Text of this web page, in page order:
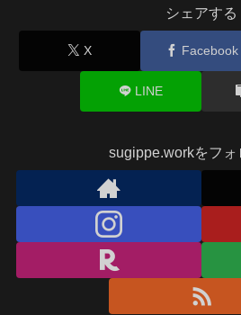
シェアする
X Facebook
LINE
sugippe.workをフォ